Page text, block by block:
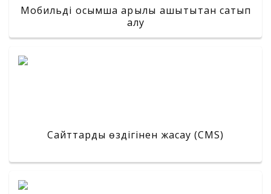
Мобильді қосымша арқылы қашықтықтан сатып
алу
Сайттарды өздігінен жасау (CMS)